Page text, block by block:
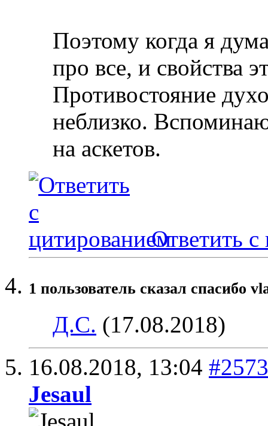
Поэтому когда я
про все, и свойства
Противостояние
неблизко.
на аскетов.
Ответить с
1 пользователь сказал cпасибо
Д.С. (17.08.2018)
16.08.2018, 13:04 #2573
Jesaul